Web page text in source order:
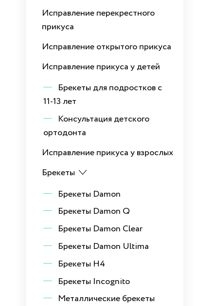
Исправление перекрестного
прикуса
Исправление открытого прикуса
Исправление прикуса у детей
Брекеты для подростков с
11-13 лет
Консультация детского
ортодонта
Исправление прикуса у взрослых
Брекеты
Брекеты Damon
Брекеты Damon Q
Брекеты Damon Clear
Брекеты Damon Ultima
Брекеты H4
Брекеты Incognito
Металлические брекеты